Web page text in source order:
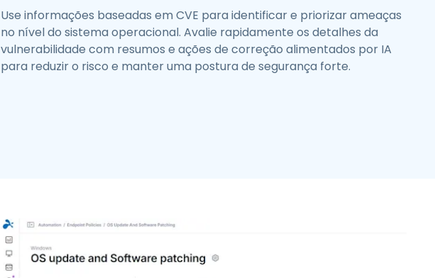
Use informações baseadas em CVE para identificar e priorizar ameaças
no nível do sistema operacional. Avalie rapidamente os detalhes da
vulnerabilidade com resumos e ações de correção alimentados por IA
para reduzir o risco e manter uma postura de segurança forte.